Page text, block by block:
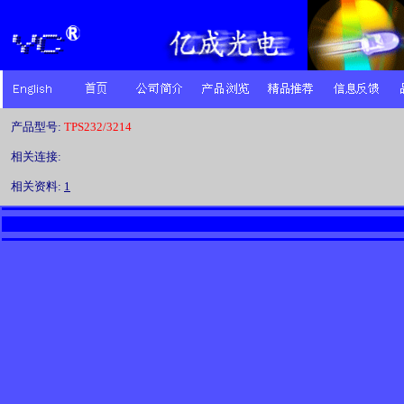
产品型号: TPS232/3214
相关连接:
相关资料: 1